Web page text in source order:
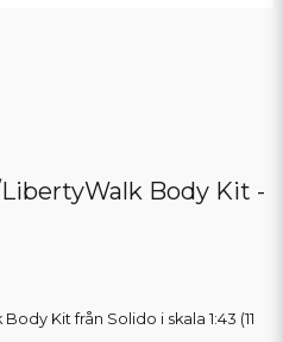
LibertyWalk Body Kit -
Kit från Solido i skala 1:43 (11